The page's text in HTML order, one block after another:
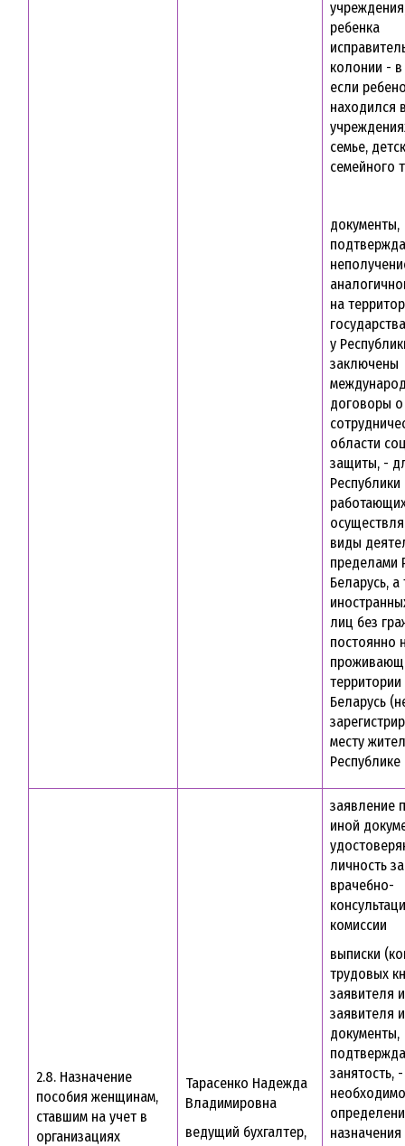
ребенка
колонии - в
если
находился
семье,
семейного
документы,
на
у
заключены
договоры о
области
защиты, -
Республики
виды
пределами
Беларусь, а
лиц без
постоянно
Беларусь
месту
2.8. Назначение
пособия женщинам,
ставшим на учет в
организациях
Тарасенко Надежда
Владимировна
ведущий бухгалтер,
заявление
иной
личность
врачебно-
комиссии
выписки
трудовых
заявителя
заявителя
документы,
занятость,